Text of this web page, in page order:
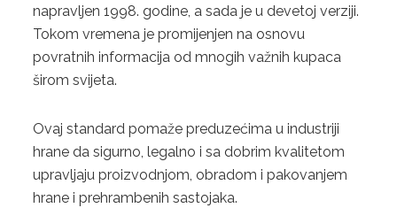
napravljen 1998. godine, a sada je u devetoj verziji.
Tokom vremena je promijenjen na osnovu
povratnih informacija od mnogih važnih kupaca
širom svijeta.
Ovaj standard pomaže preduzećima u industriji
hrane da sigurno, legalno i sa dobrim kvalitetom
upravljaju proizvodnjom, obradom i pakovanjem
hrane i prehrambenih sastojaka.
2. FSSC 22000
3. GLOBAL G.A.P.
CVIJEĆE I UKRASNE BILJKE
PROIZVODNJA KOMPLEMENTARNE HRANE